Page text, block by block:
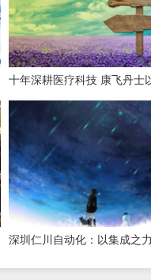
十年深耕医疗科技 康飞丹士
数字赋能重构医疗服务新生
深圳仁川自动化：以集成之力
筑就工业智能新标杆